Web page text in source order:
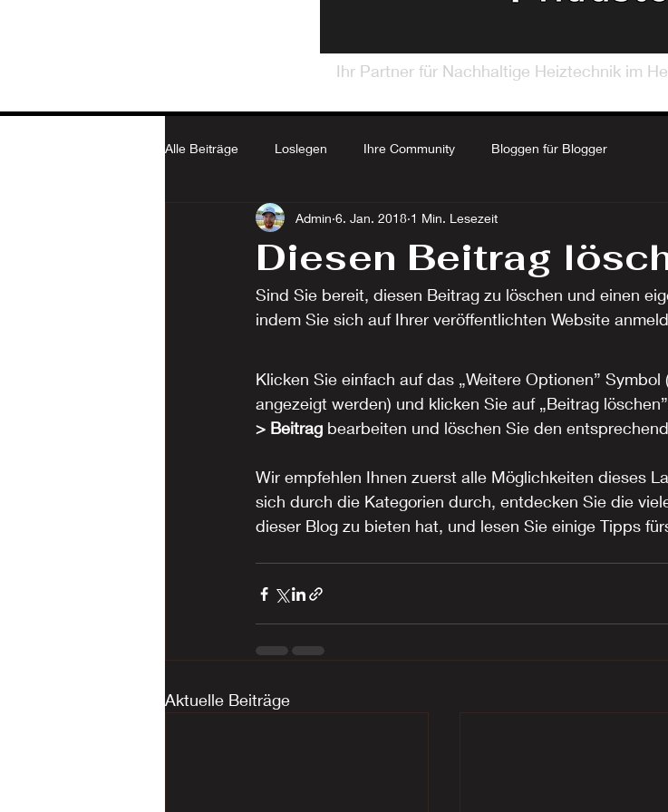
Ihr Partner für Nachhaltige Heiztechnik im
Alle Beiträge Loslegen Ihre Community Bloggen für Blogger
Diesen Beitrag
Admin 6. Jan. 2018 1 Min. Lesezeit
Sind Sie bereit, diesen Beitrag zu löschen und einen
indem Sie sich auf Ihrer veröffentlichten Website
Klicken Sie einfach auf das „Weitere Optionen”
angezeigt werden) und klicken Sie auf „Beitrag
> Beitrag bearbeiten und löschen Sie den
Wir empfehlen Ihnen zuerst alle Möglichkeiten dieses
sich durch die Kategorien durch, entdecken Sie die
dieser Blog zu bieten hat, und lesen Sie einige Tipps
Aktuelle Beiträge